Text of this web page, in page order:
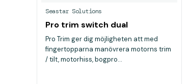
Seastar Solutions
Pro trim switch dual
Pro Trim ger dig möjligheten att med
fingertopparna manövrera motorns trim
/ tilt, motorhiss, bogpro...